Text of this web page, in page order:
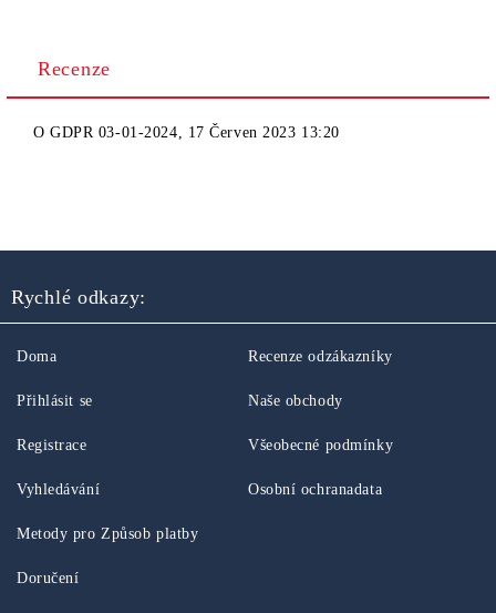
Recenze
OGDPR 03-01-2024, 17 Červen 2023 13:20
Rychlé odkazy:
Doma
Přihlásit se
Registrace
Vyhledávání
Recenze odzákazníky
Naše obchody
Všeobecné podmínky
Osobní ochranadata
Metody pro Způsob platby
Doručení